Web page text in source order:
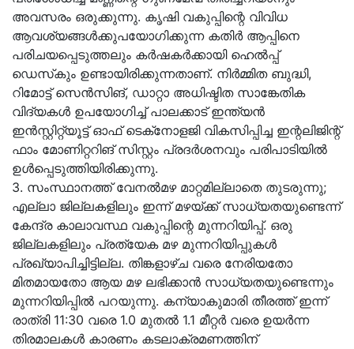
അവസരം ഒരുക്കുന്നു. കൃഷി വകുപ്പിന്റെ വിവിധ
ആവശ്യങ്ങള്‍ക്കുപയോഗിക്കുന്ന കതിര്‍ ആപ്പിനെ
പരിചയപ്പെടുത്തലും കര്‍ഷകര്‍ക്കായി ഹെല്‍പ്പ്
ഡെസ്‌കും ഉണ്ടായിരിക്കുന്നതാണ്. നിര്‍മ്മിത ബുദ്ധി,
റിമോട്ട് സെന്‍സിങ്, ഡാറ്റാ അധിഷ്ടിത സാങ്കേതിക
വിദ്യകള്‍ ഉപയോഗിച്ച് പാലക്കാട് ഇന്ത്യന്‍
ഇന്‍സ്റ്റിറ്റ്യൂട്ട് ഓഫ് ടെക്‌നോളജി വികസിപ്പിച്ച ഇന്റലിജിന്റ്
ഫാം മോണിറ്ററിങ് സിസ്റ്റം പ്രദര്‍ശനവും പരിപാടിയിൽ
ഉൾപ്പെടുത്തിയിരിക്കുന്നു.
3. സംസ്ഥാനത്ത് വേനൽമഴ മാറ്റമില്ലാതെ തുടരുന്നു;
എല്ലാ ജില്ലകളിലും ഇന്ന് മഴയ്ക്ക് സാധ്യതയുണ്ടെന്ന്
കേന്ദ്ര കാലാവസ്ഥ വകുപ്പിന്റെ മുന്നറിയിപ്പ്. ഒരു
ജില്ലകളിലും പ്രത്യേക മഴ മുന്നറിയിപ്പുകൾ
പ്രഖ്യാപിച്ചിട്ടില്ല. തിങ്കളാഴ്ച വരെ നേരിയതോ
മിതമായതോ ആയ മഴ ലഭിക്കാൻ സാധ്യതയുണ്ടെന്നും
മുന്നറിയിപ്പിൽ പറയുന്നു. കന്യാകുമാരി തീരത്ത് ഇന്ന്
രാത്രി 11:30 വരെ 1.0 മുതൽ 1.1 മീറ്റർ വരെ ഉയർന്ന
തിരമാലകൾ കാരണം കടലാക്രമണത്തിന്